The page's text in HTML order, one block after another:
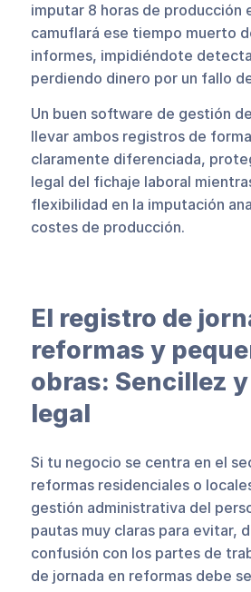
imputar 8 horas de producción
camuflará ese tiempo muerto
informes, impidiéndote
perdiendo dinero por un fallo
Un buen software de gestión
llevar ambos registros de
claramente diferenciada,
legal del fichaje laboral
flexibilidad en la imputación
costes de producción.
El registro de
reformas y
obras: Sencillez
legal
Si tu negocio se centra en el
reformas residenciales o
gestión administrativa del
pautas muy claras para evitar,
confusión con los partes de
de jornada en reformas debe